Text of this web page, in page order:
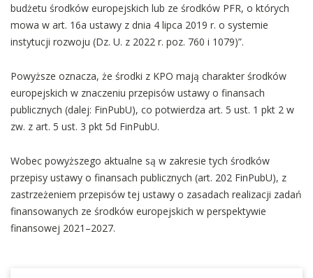
budżetu środków europejskich lub ze środków PFR, o których
mowa w art. 16a ustawy z dnia 4 lipca 2019 r. o systemie
instytucji rozwoju (Dz. U. z 2022 r. poz. 760 i 1079)”.
Powyższe oznacza, że środki z KPO mają charakter środków
europejskich w znaczeniu przepisów ustawy o finansach
publicznych (dalej: FinPubU), co potwierdza art. 5 ust. 1 pkt 2 w
zw. z art. 5 ust. 3 pkt 5d FinPubU.
Wobec powyższego aktualne są w zakresie tych środków
przepisy ustawy o finansach publicznych (art. 202 FinPubU), z
zastrzeżeniem przepisów tej ustawy o zasadach realizacji zadań
finansowanych ze środków europejskich w perspektywie
finansowej 2021–2027.